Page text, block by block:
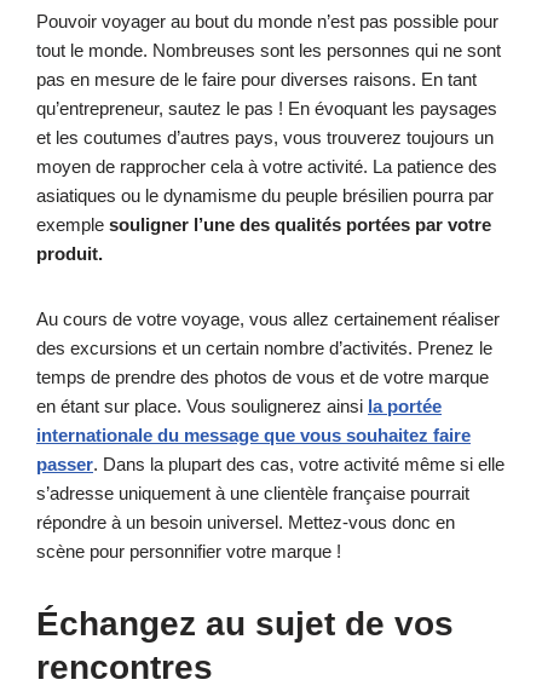
Pouvoir voyager au bout du monde n’est pas possible pour
tout le monde. Nombreuses sont les personnes qui ne sont
pas en mesure de le faire pour diverses raisons. En tant
qu’entrepreneur, sautez le pas ! En évoquant les paysages
et les coutumes d’autres pays, vous trouverez toujours un
moyen de rapprocher cela à votre activité. La patience des
asiatiques ou le dynamisme du peuple brésilien pourra par
exemple souligner l’une des qualités portées par votre
produit.
Au cours de votre voyage, vous allez certainement réaliser
des excursions et un certain nombre d’activités. Prenez le
temps de prendre des photos de vous et de votre marque
en étant sur place. Vous soulignerez ainsi la portée
internationale du message que vous souhaitez faire
passer. Dans la plupart des cas, votre activité même si elle
s’adresse uniquement à une clientèle française pourrait
répondre à un besoin universel. Mettez-vous donc en
scène pour personnifier votre marque !
Échangez au sujet de vos
rencontres